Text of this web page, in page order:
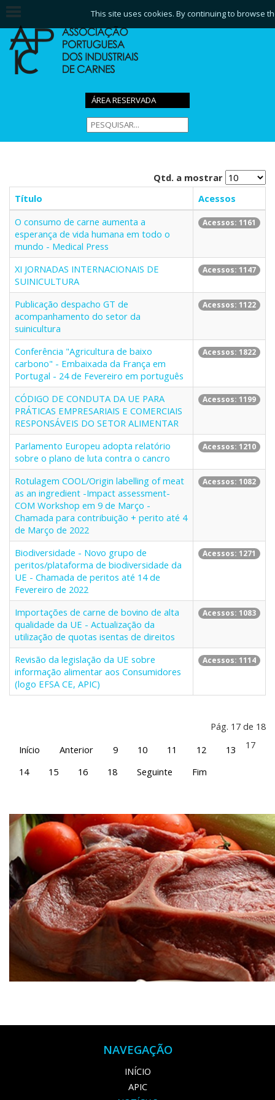
ÁREA RESERVADA
Qtd. a mostrar
Título
Acessos
O consumo de carne aumenta a
esperança de vida humana em todo o
mundo - Medical Press
Acessos: 1161
XI JORNADAS INTERNACIONAIS DE
SUINICULTURA
Acessos: 1147
Publicação despacho GT de
acompanhamento do setor da
suinicultura
Acessos: 1122
Conferência "Agricultura de baixo
carbono" - Embaixada da França em
Portugal - 24 de Fevereiro em português
Acessos: 1822
CÓDIGO DE CONDUTA DA UE PARA
PRÁTICAS EMPRESARIAIS E COMERCIAIS
RESPONSÁVEIS DO SETOR ALIMENTAR
Acessos: 1199
Parlamento Europeu adopta relatório
sobre o plano de luta contra o cancro
Acessos: 1210
Rotulagem COOL/Origin labelling of meat
as an ingredient -Impact assessment-
COM Workshop em 9 de Março -
Chamada para contribuição + perito até 4
de Março de 2022
Acessos: 1082
Biodiversidade - Novo grupo de
peritos/plataforma de biodiversidade da
UE - Chamada de peritos até 14 de
Fevereiro de 2022
Acessos: 1271
Importações de carne de bovino de alta
qualidade da UE - Actualização da
utilização de quotas isentas de direitos
Acessos: 1083
Revisão da legislação da UE sobre
informação alimentar aos Consumidores
(logo EFSA CE, APIC)
Acessos: 1114
Pág. 17 de 18
Início
Anterior 9 10 11 12
13
14
15 16
17
18 Seguinte Fim
NAVEGAÇÃO
INÍCIO
APIC
This site uses cookies. By continuing to browse